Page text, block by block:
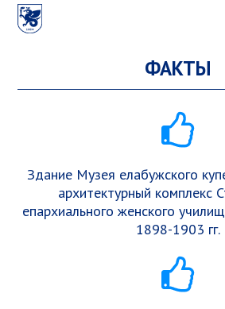
ФАКТЫ
Здание Музея елабужского
архитектурный комплекс
епархиального женского
1898-1903 гг.